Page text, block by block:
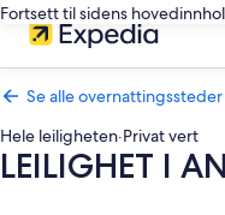
Fortsett til sidens
Se alle overnattingssteder
Hele leiligheten·Privat vert
LEILIGHET I